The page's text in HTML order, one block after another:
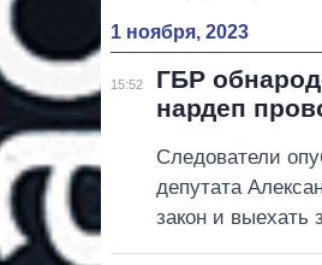
1 ноября, 2023
15:52
ГБР
нардеп
Следователи
депутата
закон и выехать